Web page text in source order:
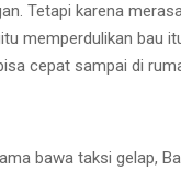
Tetapi karena
memperdulikan bau
cepat sampai di
bawa taksi gelap,